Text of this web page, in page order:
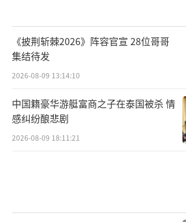
《披荆斩棘2026》阵容官宣 28位哥哥
集结待发
2026-08-09 13:14:10
中国籍豪华游艇富商之子在泰国被杀 情
感纠纷酿悲剧
2026-08-09 18:11:21